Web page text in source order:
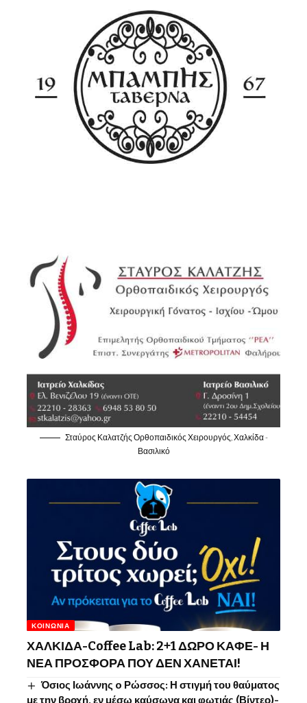
Σταύρος Καλατζής Ορθοπαιδικός Χειρουργός, Χαλκίδα -
Βασιλικό
ΚΟΙΝΩΝΊΑ
ΧΑΛΚΙΔΑ-Coffee Lab: 2+1 ΔΩΡΟ ΚΑΦΕ- Η
ΝΕΑ ΠΡΟΣΦΟΡΑ ΠΟΥ ΔΕΝ ΧΑΝΕΤΑΙ!
Όσιος Ιωάννης o Ρώσσος: Η στιγμή του θαύματος
με την βροχή, εν μέσω καύσωνα και φωτιάς (Βίντεο)-